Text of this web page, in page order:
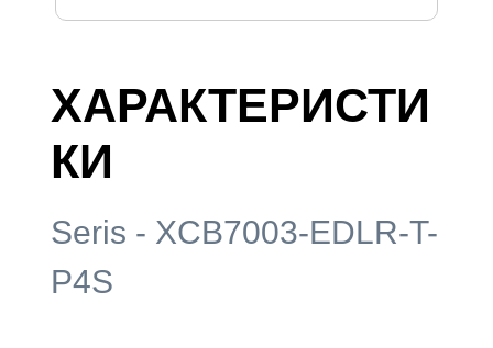
ХАРАКТЕРИСТИ
КИ
Seris - XCB7003-EDLR-T-
P4S